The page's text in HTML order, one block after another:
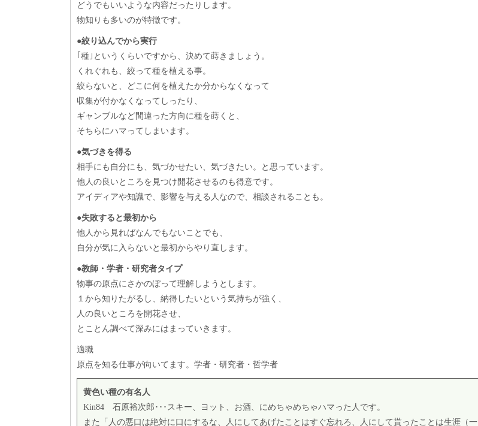
どうでもいいような内容だったりします。
物知りも多いのが特徴です。
●絞り込んでから実行
｢種｣というくらいですから、決めて蒔きましょう。
くれぐれも、絞って種を植える事。
絞らないと、どこに何を植えたか分からなくなって
収集が付かなくなってしったり、
ギャンブルなど間違った方向に種を蒔くと、
そちらにハマってしまいます。
●気づきを得る
相手にも自分にも、気づかせたい、気づきたい。と思っています。
他人の良いところを見つけ開花させるのも得意です。
アイディアや知識で、影響を与える人なので、相談されることも。
●失敗すると最初から
他人から見ればなんでもないことでも、
自分が気に入らないと最初からやり直します。
●教師・学者・研究者タイプ
物事の原点にさかのぼって理解しようとします。
１から知りたがるし、納得したいという気持ちが強く、
人の良いところを開花させ、
とことん調べて深みにはまっていきます。
適職
原点を知る仕事が向いてます。学者・研究者・哲学者
黄色い種の有名人
Kin84 石原裕次郎･･･スキー、ヨット、お酒、にめちゃめちゃハマった人です。
また「人の悪口は絶対に口にするな、人にしてあげたことはすぐ忘れろ、人にして貰ったことは生涯（一